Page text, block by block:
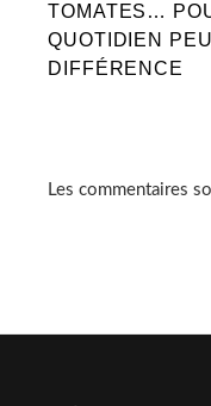
TOMATES…
QUOTIDIEN
DIFFÉRENCE
Les commentaires